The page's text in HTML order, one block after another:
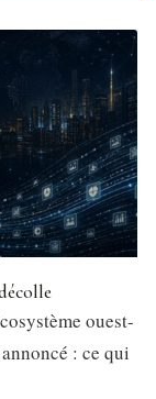
ouest-
: ce qui